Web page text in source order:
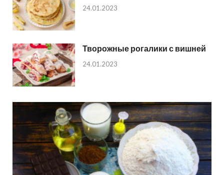
24.01.2023
Творожные рогалики с вишней
24.01.2023